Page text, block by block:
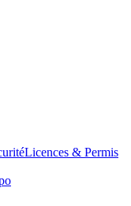
Licences & Permis